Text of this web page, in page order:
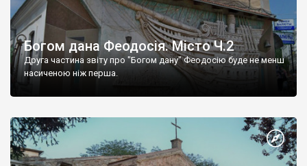
Богом дана Феодосія. Місто Ч.2
Друга частина звіту про "Богом дану" Феодосію буде не менш
насиченою ніж перша.